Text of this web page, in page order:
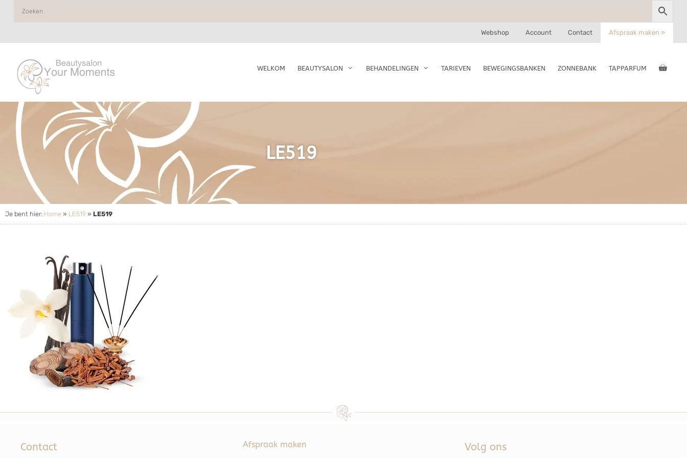
Webshop Account Contact Afspraak maken »
WELKOM BEAUTYSALON BEHANDELINGEN TARIEVEN BEWEGINGSBANKEN ZONNEBANK TAPPARFUM
LE519
Je bent hier: Home » LE519 » LE519
Contact Afspraak maken Volg ons